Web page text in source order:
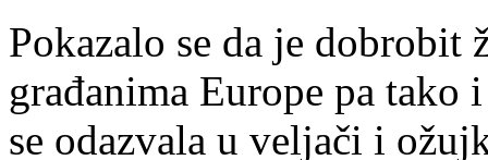
Pokazalo se da je
građanima Europe pa tako
se odazvala u veljači i